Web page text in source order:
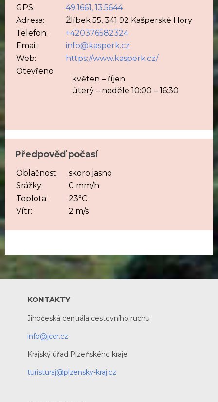
GPS:
49.1661, 13.5644
Adresa:
Žlíbek 55, 341 92 Kašperské Hory
Telefon:
+420376582324
Email:
info@kasperk.cz
Web:
https://www.kasperk.cz/
Otevřeno:
květen – říjen
úterý – neděle 10:00 – 16:30
Předpověď počasí
Oblačnost:
skoro jasno
Srážky:
0 mm/h
Teplota:
23°C
Vítr:
2 m/s
KONTAKTY
Jihočeská centrála cestovního ruchu
info@jccr.cz
Krajský úřad Plzeňského kraje
turisturaj@plzensky-kraj.cz